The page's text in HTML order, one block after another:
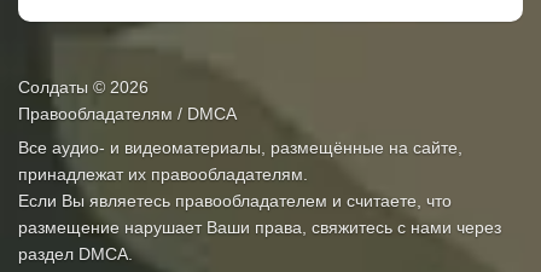
Солдаты © 2026
Правообладателям / DMCA
Все аудио- и видеоматериалы, размещённые на сайте,
принадлежат их правообладателям.
Если Вы являетесь правообладателем и считаете, что
размещение нарушает Ваши права, свяжитесь с нами через
раздел DMCA